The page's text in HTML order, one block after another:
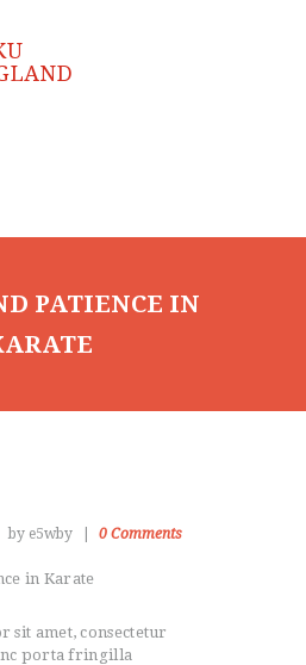
PATIENCE IN
by e5wby 0 Comments
sit amet, consectetur
porta fringilla